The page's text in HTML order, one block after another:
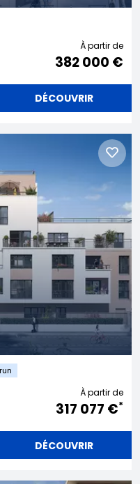
À partir de
382 000 €
DÉCOUVRIR
À partir de
317 077 €*
DÉCOUVRIR